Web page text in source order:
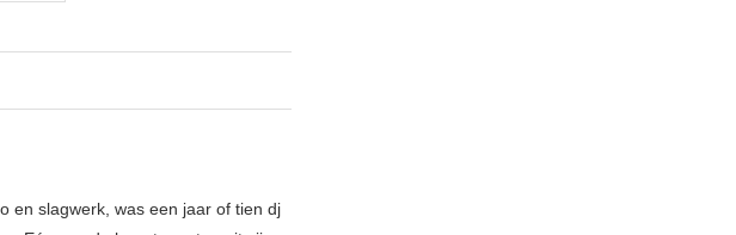
en slagwerk, was een jaar of tien dj